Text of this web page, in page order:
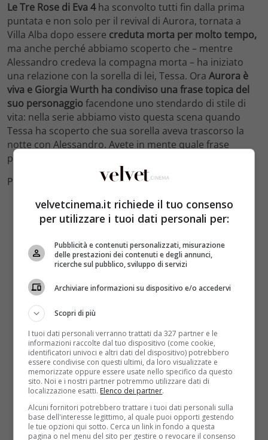
Le Tre Rose di Eva 4ha sconvolto tutti fin dalla prima
puntata e non solo per il revival di Aurora, tornata a
Villa Alba dopo essere creduta morta per molto tempo,
ma anche perché abbiamo scoperto che – mentre
Alessandro credeva la compagna morta – ha iniziato
una relazione con la sorella di lei, Tessa. Ora Aurora è
viva e Giorgia Wurth ha condiviso una frase topica del
suo personaggiofacendone uno stendardo di stile di
vita: nella serie abbiamo visto questa scena quando
Tessa ha scoperto che sua sorella aveva trascorso la
notte con Alessandro. Avete in mente quale frase
potrebbe essere? Guardate il video.
Photo e Video Credits Instagram, Twitter
velvetcinema.it richiede il tuo consenso
per utilizzare i tuoi dati personali per:
Pubblicità e contenuti personalizzati, misurazione
delle prestazioni dei contenuti e degli annunci,
ricerche sul pubblico, sviluppo di servizi
Archiviare informazioni su dispositivo e/o accedervi
Scopri di più
I tuoi dati personali verranno trattati da 327 partner e le
informazioni raccolte dal tuo dispositivo (come cookie,
identificatori univoci e altri dati del dispositivo) potrebbero
essere condivise con questi ultimi, da loro visualizzate e
memorizzate oppure essere usate nello specifico da questo
sito. Noi e i nostri partner potremmo utilizzare dati di
localizzazione esatti. Elenco dei partner.
Alcuni fornitori potrebbero trattare i tuoi dati personali sulla
base dell'interesse legittimo, al quale puoi opporti gestendo
le tue opzioni qui sotto. Cerca un link in fondo a questa
pagina o nel menu del sito per gestire o revocare il consenso